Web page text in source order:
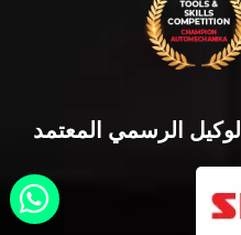
الوكيل الرسمي المعتمد